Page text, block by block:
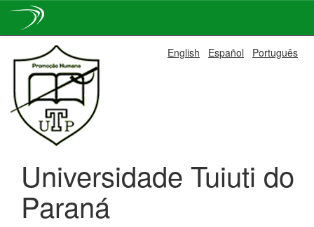
navigation
English Español Português
Universidade Tuiuti do
Paraná